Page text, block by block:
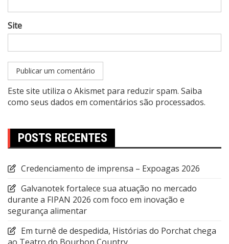
Site
Este site utiliza o Akismet para reduzir spam. Saiba
como seus dados em comentários são processados.
POSTS RECENTES
Credenciamento de imprensa – Expoagas 2026
Galvanotek fortalece sua atuação no mercado
durante a FIPAN 2026 com foco em inovação e
segurança alimentar
Em turnê de despedida, Histórias do Porchat chega